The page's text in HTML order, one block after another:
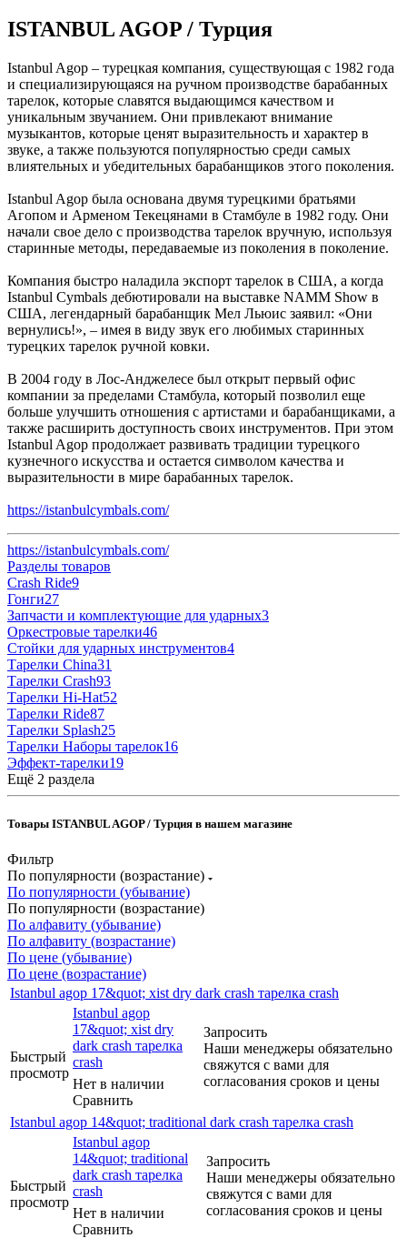
ISTANBUL AGOP / Турция
Istanbul Agop – турецкая компания, существующая с 1982 года
и специализирующаяся на ручном производстве барабанных
тарелок, которые славятся выдающимся качеством и
уникальным звучанием. Они привлекают внимание
музыкантов, которые ценят выразительность и характер в
звуке, а также пользуются популярностью среди самых
влиятельных и убедительных барабанщиков этого поколения.
Istanbul Agop была основана двумя турецкими братьями
Агопом и Арменом Текецянами в Стамбуле в 1982 году. Они
начали свое дело с производства тарелок вручную, используя
старинные методы, передаваемые из поколения в поколение.
Компания быстро наладила экспорт тарелок в США, а когда
Istanbul Cymbals дебютировали на выставке NAMM Show в
США, легендарный барабанщик Мел Льюис заявил: «Они
вернулись!», – имея в виду звук его любимых старинных
турецких тарелок ручной ковки.
В 2004 году в Лос-Анджелесе был открыт первый офис
компании за пределами Стамбула, который позволил еще
больше улучшить отношения с артистами и барабанщиками, а
также расширить доступность своих инструментов. При этом
Istanbul Agop продолжает развивать традиции турецкого
кузнечного искусства и остается символом качества и
выразительности в мире барабанных тарелок.
https://istanbulcymbals.com/
https://istanbulcymbals.com/
Разделы товаров
Crash Ride9
Гонги27
Запчасти и комплектующие для ударных3
Оркестровые тарелки46
Стойки для ударных инструментов4
Тарелки China31
Тарелки Crash93
Тарелки Hi-Hat52
Тарелки Ride87
Тарелки Splash25
Тарелки Наборы тарелок16
Эффект-тарелки19
Ещё 2 раздела
Товары ISTANBUL AGOP / Турция в нашем магазине
Фильтр
По популярности (возрастание)
По популярности (убывание)
По популярности (возрастание)
По алфавиту (убывание)
По алфавиту (возрастание)
По цене (убывание)
По цене (возрастание)
Istanbul agop 17&quot; xist dry dark crash тарелка crash
Быстрый
просмотр
Istanbul agop
17&quot; xist dry
dark crash тарелка
crash
Нет в наличии
Сравнить
Запросить
Наши менеджеры обязательно
свяжутся с вами для
согласования сроков и цены
Istanbul agop 14&quot; traditional dark crash тарелка crash
Быстрый
просмотр
Istanbul agop
14&quot; traditional
dark crash тарелка
crash
Нет в наличии
Сравнить
Запросить
Наши менеджеры обязательно
свяжутся с вами для
согласования сроков и цены